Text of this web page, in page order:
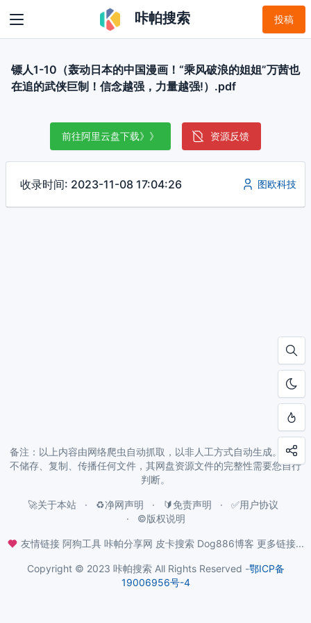
咔帕搜索 投稿
镖人1-10（轰动日本的中国漫画！“乘风破浪的姐姐”万茜也
在追的武侠巨制！信念越强，力量越强!）.pdf
前往阿里云盘下载》》 资源反馈
收录时间: 2023-11-08 17:04:26 图欧科技
备注：以上内容由网络爬虫自动抓取，以非人工方式自动生成。本站
不储存、复制、传播任何文件，其网盘资源文件的完整性需要您自行
判断。
🚀关于本站 ♻️净网声明 🔰免责声明
✅用户协议
©️版权说明
友情链接 阿狗工具 咔帕分享网 皮卡搜索 Dog886博客 更多链接...
Copyright © 2023 咔帕搜索 All Rights Reserved -鄂ICP备
19006956号-4